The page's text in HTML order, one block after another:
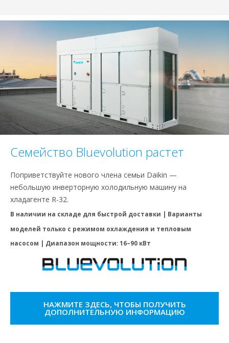
Семейство Bluevolution растет
Поприветствуйте нового члена семьи Daikin —
небольшую инверторную холодильную машину на
хладагенте R-32.
В наличии на складе для быстрой доставки | Варианты
моделей только с режимом охлаждения и тепловым
насосом | Диапазон мощности: 16–90 кВт
НАЖМИТЕ ЗДЕСЬ, ЧТОБЫ ПОЛУЧИТЬ
ДОПОЛНИТЕЛЬНУЮ ИНФОРМАЦИЮ